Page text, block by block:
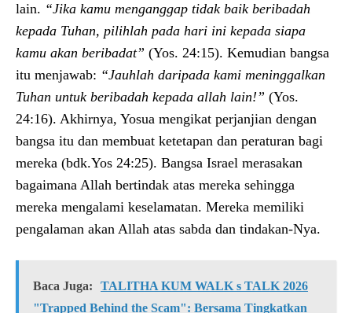
lain. “Jika kamu menganggap tidak baik beribadah
kepada Tuhan, pilihlah pada hari ini kepada siapa
kamu akan beribadat” (Yos. 24:15). Kemudian bangsa
itu menjawab: “Jauhlah daripada kami meninggalkan
Tuhan untuk beribadah kepada allah lain!” (Yos.
24:16). Akhirnya, Yosua mengikat perjanjian dengan
bangsa itu dan membuat ketetapan dan peraturan bagi
mereka (bdk.Yos 24:25). Bangsa Israel merasakan
bagaimana Allah bertindak atas mereka sehingga
mereka mengalami keselamatan. Mereka memiliki
pengalaman akan Allah atas sabda dan tindakan-Nya.
Baca Juga:
TALITHA KUM WALK s TALK 2026
"Trapped Behind the Scam": Bersama Tingkatkan